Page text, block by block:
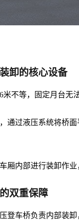
卸的核心设备
不等，固定月台无
通过液压系统将桥
内部进行装卸作业
双重保障
车桥负责内部装卸